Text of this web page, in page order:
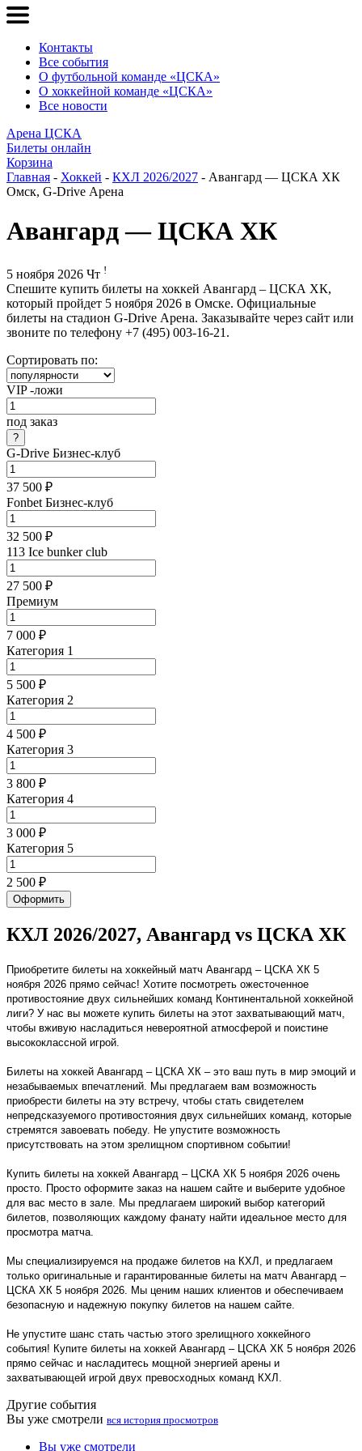
Контакты
Все события
О футбольной команде «ЦСКА»
О хоккейной команде «ЦСКА»
Все новости
Арена ЦСКА
Билеты онлайн
Корзина
Главная - Хоккей - КХЛ 2026/2027 - Авангард — ЦСКА ХК
Омск, G-Drive Арена
Авангард — ЦСКА ХК
5 ноября 2026 Чт !
Спешите купить билеты на хоккей Авангард – ЦСКА ХК,
который пройдет 5 ноября 2026 в Омске. Официальные
билеты на стадион G-Drive Арена. Заказывайте через сайт или
звоните по телефону +7 (495) 003-16-21.
Сортировать по:
VIP -ложи
под заказ
G-Drive Бизнес-клуб
37 500 ₽
Fonbet Бизнес-клуб
32 500 ₽
113 Ice bunker club
27 500 ₽
Премиум
7 000 ₽
Категория 1
5 500 ₽
Категория 2
4 500 ₽
Категория 3
3 800 ₽
Категория 4
3 000 ₽
Категория 5
2 500 ₽
Оформить
КХЛ 2026/2027, Авангард vs ЦСКА ХК
Приобретите билеты на хоккейный матч Авангард – ЦСКА ХК 5
ноября 2026 прямо сейчас! Хотите посмотреть ожесточенное
противостояние двух сильнейших команд Континентальной хоккейной
лиги? У нас вы можете купить билеты на этот захватывающий матч,
чтобы вживую насладиться невероятной атмосферой и поистине
высококлассной игрой.
Билеты на хоккей Авангард – ЦСКА ХК – это ваш путь в мир эмоций и
незабываемых впечатлений. Мы предлагаем вам возможность
приобрести билеты на эту встречу, чтобы стать свидетелем
непредсказуемого противостояния двух сильнейших команд, которые
стремятся завоевать победу. Не упустите возможность
присутствовать на этом зрелищном спортивном событии!
Купить билеты на хоккей Авангард – ЦСКА ХК 5 ноября 2026 очень
просто. Просто оформите заказ на нашем сайте и выберите удобное
для вас место в зале. Мы предлагаем широкий выбор категорий
билетов, позволяющих каждому фанату найти идеальное место для
просмотра матча.
Мы специализируемся на продаже билетов на КХЛ, и предлагаем
только оригинальные и гарантированные билеты на матч Авангард –
ЦСКА ХК 5 ноября 2026. Мы ценим наших клиентов и обеспечиваем
безопасную и надежную покупку билетов на нашем сайте.
Не упустите шанс стать частью этого зрелищного хоккейного
события! Купите билеты на хоккей Авангард – ЦСКА ХК 5 ноября 2026
прямо сейчас и насладитесь мощной энергией арены и
захватывающей игрой двух превосходных команд КХЛ.
Другие события
Вы уже смотрели вся история просмотров
Вы уже смотрели